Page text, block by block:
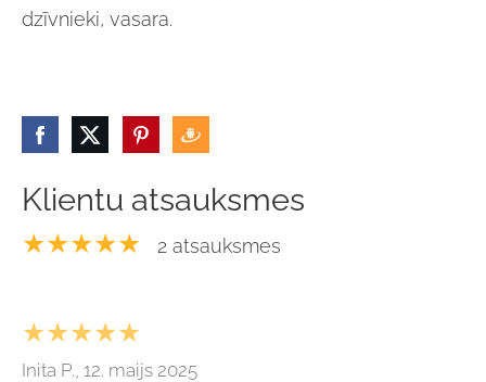
dzīvnieki, vasara.
Klientu atsauksmes
★★★★★ 2 atsauksmes
★★★★★
Inita P., 12. maijs 2025